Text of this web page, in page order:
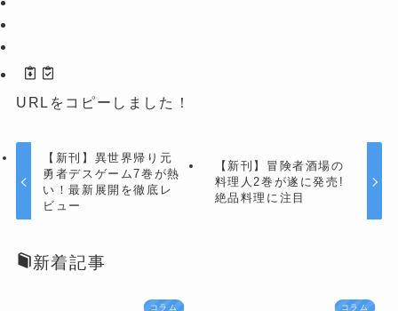
URLをコピーしました！
【新刊】異世界帰り元
勇者デスゲーム7巻が熱
い！最新展開を徹底レ
ビュー
【新刊】冒険者酒場の
料理人2巻が遂に発売!
絶品料理に注目
新着記事
コラム コラム